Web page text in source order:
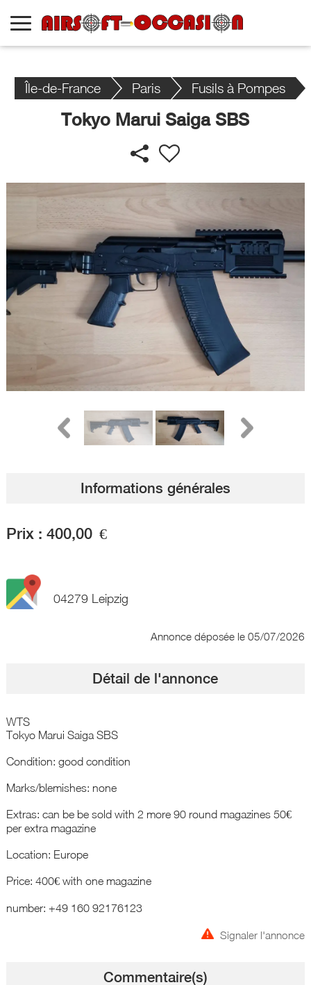
Île-de-France Paris Fusils à Pompes
Tokyo Marui Saiga SBS
Informations générales
Prix : 400,00 €
04279 Leipzig
Annonce déposée le 05/07/2026
Détail de l'annonce
WTS
Tokyo Marui Saiga SBS
Condition: good condition
Marks/blemishes: none
Extras: can be be sold with 2 more 90 round magazines 50€
per extra magazine
Location: Europe
Price: 400€ with one magazine
number: +49 160 92176123
Signaler l'annonce
Commentaire(s)